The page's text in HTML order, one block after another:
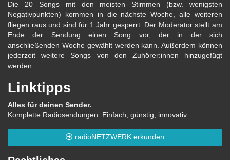
Die 20 Songs mit den meisten Stimmen (bzw. wenigsten
Negativpunkten) kommen in die nächste Woche, alle weiteren
fliegen raus und sind für 1 Jahr gesperrt. Der Moderator stellt am
Ende der Sendung einen Song vor, der in der sich
anschließenden Woche gewählt werden kann. Außerdem können
jederzeit weitere Songs von den Zuhörer:innen hinzugefügt
werden.
Linktipps
Alles für deinen Sender.
Komplette Radiosendungen. Einfach, günstig, innovativ.
radioNETZWERK erkunden